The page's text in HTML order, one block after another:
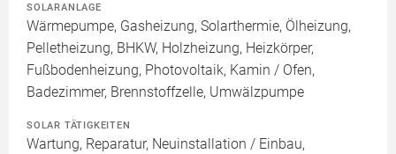
SOLARANLAGE
Wärmepumpe, Gasheizung, Solarthermie, Ölheizung,
Pelletheizung, BHKW, Holzheizung, Heizkörper,
Fußbodenheizung, Photovoltaik, Kamin / Ofen,
Badezimmer, Brennstoffzelle, Umwälzpumpe
SOLAR TÄTIGKEITEN
Wartung, Reparatur, Neuinstallation / Einbau,